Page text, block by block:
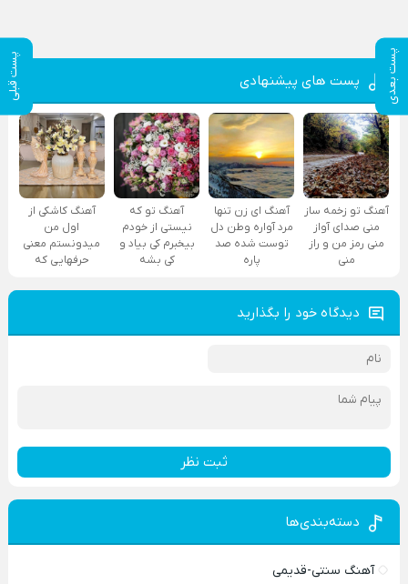
پست بعدی پست قبلی پست های پیشنهادی
آهنگ تو زخمه ساز
منی صدای آواز
منی رمز من و راز
منی
آهنگ ای زن تنها
مرد آواره وطن دل
توست شده صد
پاره
آهنگ تو که
نیستی از خودم
بیخبرم کی بیاد و
کی بشه
آهنگ کاشکی از
اول من
میدونستم معنی
حرفهایی که
دیدگاه خود را بگذارید
ثبت نظر
دسته‌بندی‌ها
آهنگ سنتی-قدیمی